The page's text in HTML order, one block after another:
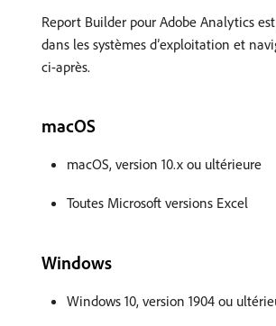
Report Builder pour Adobe Analytics
dans les systèmes d’exploitation et
ci-après.
macOS
macOS, version 10.x ou ultérieure
Toutes Microsoft versions Excel
Windows
Windows 10, version 1904 ou